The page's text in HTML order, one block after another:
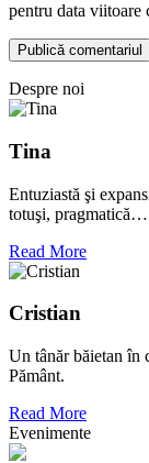
pentru data viitoare
Despre noi
Tina
Entuziastă şi
totuşi, pragmatică…
Read More
Cristian
Un tânăr băietan în
Pământ.
Read More
Evenimente